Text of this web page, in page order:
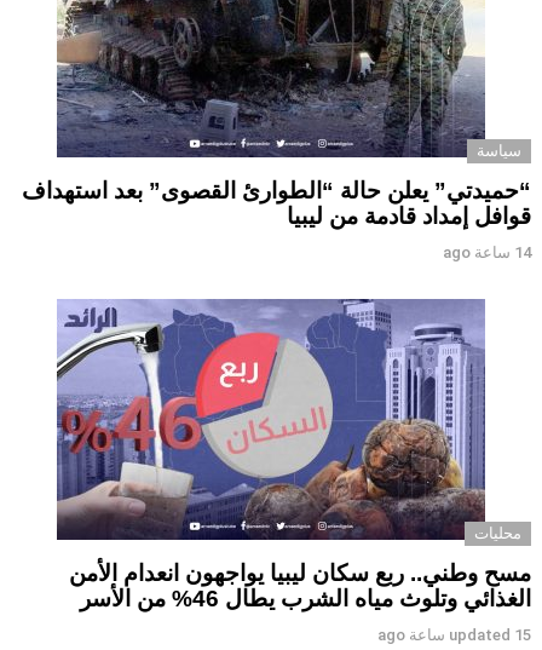
سياسة
“حميدتي” يعلن حالة “الطوارئ القصوى” بعد استهداف
قوافل إمداد قادمة من ليبيا
14 ساعة ago
محليات
مسح وطني.. ربع سكان ليبيا يواجهون انعدام الأمن
الغذائي وتلوث مياه الشرب يطال 46% من الأسر
updated 15 ساعة ago